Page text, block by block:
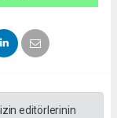
editörlerinin